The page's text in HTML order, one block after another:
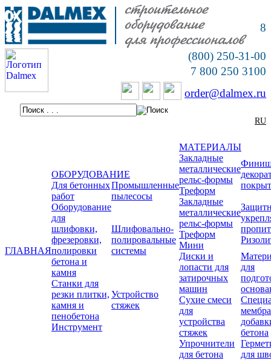
8
(800) 250-31-00
7 800 250 3100
order@dalmex.ru
RU
ГЛАВНАЯ
ОБОРУДОВАНИЕ
Для бетонных
работ
Промышленные
пылесосы
Оборудование
для
шлифовки,
фрезеровки,
полировки
бетона и
камня
Шлифовально-
полировальные
системы
Станки для
резки плитки,
камня и
пенобетона
Устройство
стяжек
Инструмент
МАТЕРИАЛЫ
Закладные
металлические
рельс-формы
Треформ
Закладные
металлические
рельс-формы
Треформ
Мини
Диски и
лопасти для
затирочных
машин
для
Сухие смеси
для
устройства
стяжек
бетона
Упрочнители
для бетона
для